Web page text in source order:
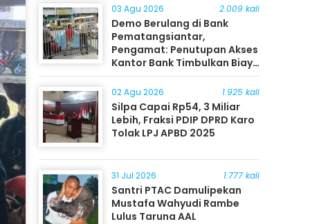
03 Agu 2026 2.009 kali
Demo Berulang di Bank
Pematangsiantar,
Pengamat: Penutupan Akses
Kantor Bank Timbulkan Biaya
Ekonomi bagi Masyarakat
02 Agu 2026 1.925 kali
Silpa Capai Rp54, 3 Miliar
Lebih, Fraksi PDIP DPRD Karo
Tolak LPJ APBD 2025
31 Jul 2026 1.777 kali
Santri PTAC Damulipekan
Mustafa Wahyudi Rambe
Lulus Taruna AAL